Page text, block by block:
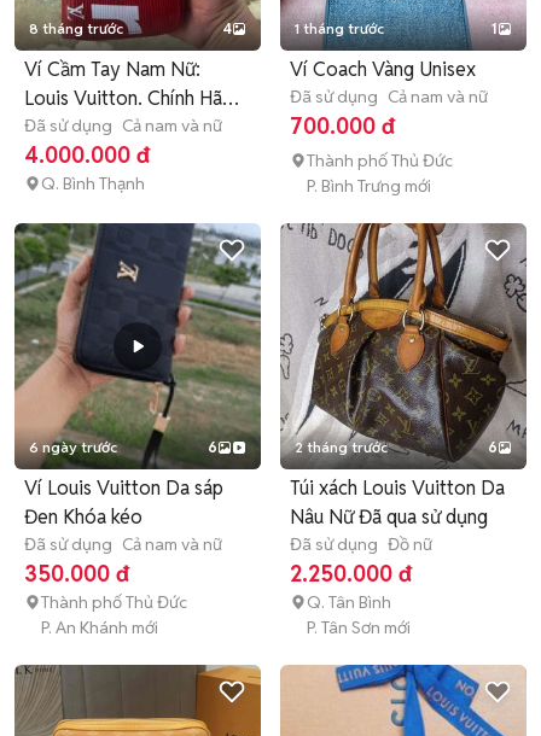
8 tháng trước 4
Ví Cầm Tay Nam Nữ:
Louis Vuitton. Chính Hãng
Pháp
Đã sử dụng Cả nam và nữ
4.000.000 đ
Q. Bình Thạnh
1 tháng trước 1
Ví Coach Vàng Unisex
Đã sử dụng Cả nam và nữ
700.000 đ
Thành phố Thủ Đức
P. Bình Trưng mới
6 ngày trước 6
Ví Louis Vuitton Da sáp
Đen Khóa kéo
Đã sử dụng Cả nam và nữ
350.000 đ
Thành phố Thủ Đức
P. An Khánh mới
2 tháng trước 6
Túi xách Louis Vuitton Da
Nâu Nữ Đã qua sử dụng
Đã sử dụng Đồ nữ
2.250.000 đ
Q. Tân Bình
P. Tân Sơn mới